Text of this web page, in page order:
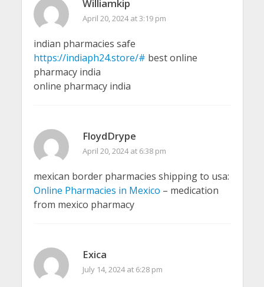
Williamkip
April 20, 2024 at 3:19 pm
indian pharmacies safe
https://indiaph24.store/# best online
pharmacy india
online pharmacy india
FloydDrype
April 20, 2024 at 6:38 pm
mexican border pharmacies shipping to usa:
Online Pharmacies in Mexico – medication
from mexico pharmacy
Exica
July 14, 2024 at 6:28 pm